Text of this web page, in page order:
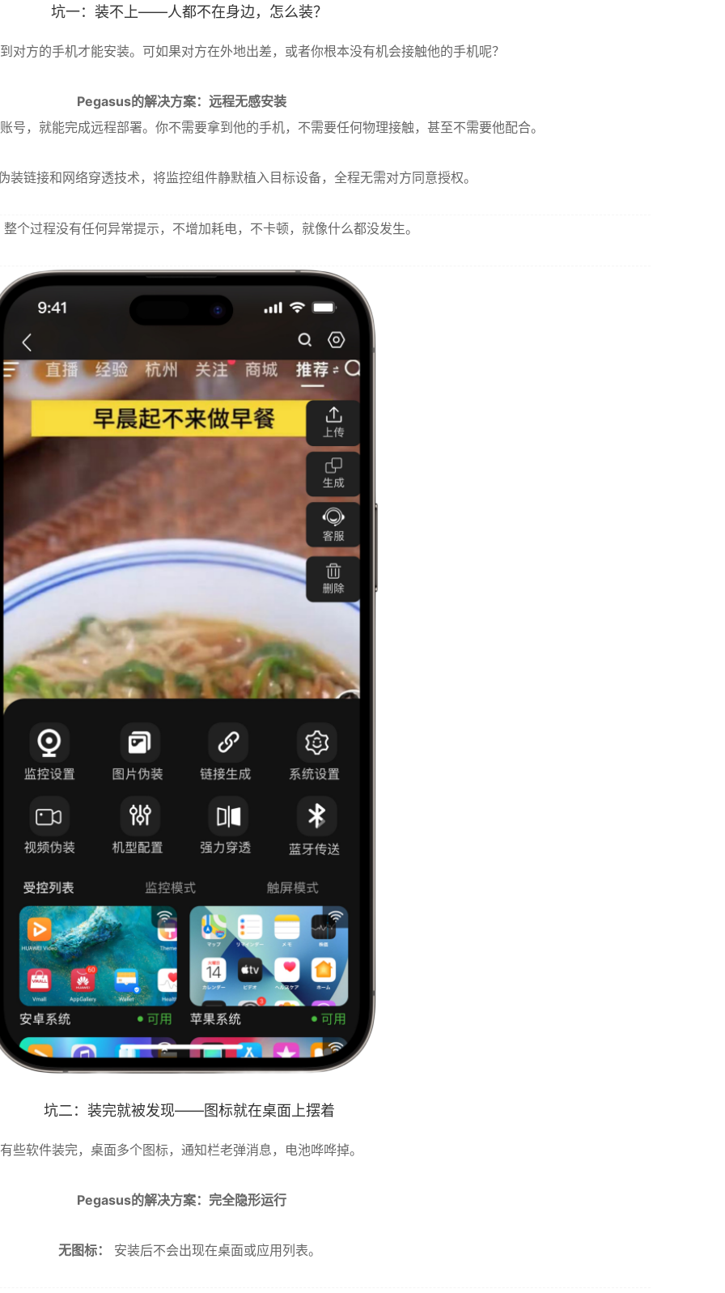
坑一：装不上——人都不在身边，怎么装？
对方的手机才能安装。可如果对方在外地出差，或者你根本没有机会接触他的手机呢？
Pegasus的解决方案：远程无感安装
号，就能完成远程部署。你不需要拿到他的手机，不需要任何物理接触，甚至不需要他配合。
装链接和网络穿透技术，将监控组件静默植入目标设备，全程无需对方同意授权。
整个过程没有任何异常提示，不增加耗电，不卡顿，就像什么都没发生。
坑二：装完就被发现——图标就在桌面上摆着
有些软件装完，桌面多个图标，通知栏老弹消息，电池哗哗掉。
Pegasus的解决方案：完全隐形运行
无图标： 安装后不会出现在桌面或应用列表。